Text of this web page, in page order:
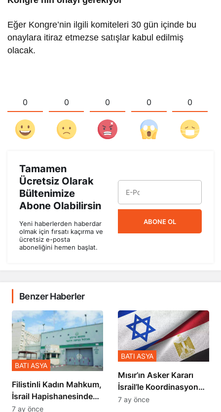
Eğer Kongre’nin ilgili komiteleri 30 gün içinde bu
onaylara itiraz etmezse satışlar kabul edilmiş
olacak.
0 0 0 0 0
Tamamen
Ücretsiz Olarak
Bültenimize
Abone Olabilirsin
Yeni haberlerden haberdar
olmak için fırsatı kaçırma ve
ücretsiz e-posta
aboneliğini hemen başlat.
ABONE OL
Benzer Haberler
Filistinli Kadın Mahkum,
İsrail Hapishanesindeki
Zulmü Anlattı
BATI ASYA
7 ay önce
Mısır’ın Asker Kararı
İsrail’le Koordinasyon
İçinde Gerçekleşmiş
BATI ASYA
7 ay önce